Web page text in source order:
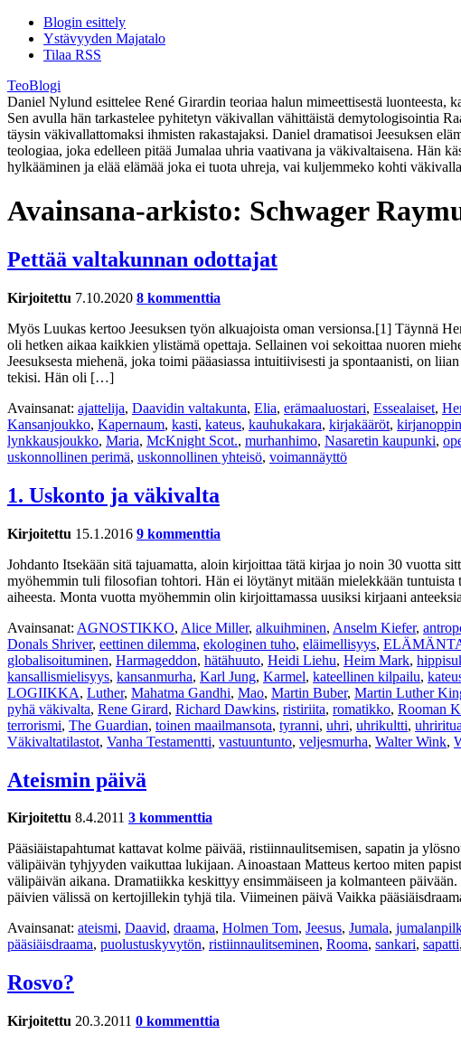
Blogin esittely
Ystävyyden Majatalo
Tilaa RSS
TeoBlogi
Daniel Nylund esittelee René Girardin teoriaa halun mimeettisestä
Sen avulla hän tarkastelee pyhitetyn väkivallan vähittäistä demytologisointia
täysin väkivallattomaksi ihmisten rakastajaksi. Daniel dramatisoi Jeesuksen
teologiaa, joka edelleen pitää Jumalaa uhria vaativana ja väkivaltaisena. Hän
hylkääminen ja elää elämää joka ei tuota uhreja, vai kuljemmeko kohti
Avainsana-arkisto: Schwager
Pettää valtakunnan odottajat
Kirjoitettu 7.10.2020 8 kommenttia
Myös Luukas kertoo Jeesuksen työn alkuajoista oman versionsa.[1] Täynnä
oli hetken aikaa kaikkien ylistämä opettaja. Sellainen voi sekoittaa nuoren
Jeesuksesta miehenä, joka toimi pääasiassa intuitiivisesti ja spontaanisti, on
tekisi. Hän oli […]
Avainsanat: ajattelija, Daavidin valtakunta, Elia, erämaaluostari, Essealaiset,
Kansanjoukko, Kapernaum, kasti, kateus, kauhukakara, kirjakääröt,
lynkkausjoukko, Maria, McKnight Scot., murhanhimo, Nasaretin kaupunki,
uskonnollinen perimä, uskonnollinen yhteisö, voimannäyttö
1. Uskonto ja väkivalta
Kirjoitettu 15.1.2016 9 kommenttia
Johdanto Itsekään sitä tajuamatta, aloin kirjoittaa tätä kirjaa jo noin 30 vuotta
myöhemmin tuli filosofian tohtori. Hän ei löytänyt mitään mielekkään tuntuista
aiheesta. Monta vuotta myöhemmin olin kirjoittamassa uusiksi kirjaani
Avainsanat: AGNOSTIKKO, Alice Miller, alkuihminen, Anselm Kiefer,
Donals Shriver, eettinen dilemma, ekologinen tuho, eläimellisyys,
globalisoituminen, Harmageddon, hätähuuto, Heidi Liehu, Heim Mark,
kansallismielisyys, kansanmurha, Karl Jung, Karmel, kateellinen kilpailu,
LOGIIKKA, Luther, Mahatma Gandhi, Mao, Martin Buber, Martin Luther
pyhä väkivalta, Rene Girard, Richard Dawkins, ristiriita, romatikko, Rooman
terrorismi, The Guardian, toinen maailmansota, tyranni, uhri, uhrikultti,
Väkivaltatilastot, Vanha Testamentti, vastuuntunto, veljesmurha, Walter Wink,
Ateismin päivä
Kirjoitettu 8.4.2011 3 kommenttia
Pääsiäistapahtumat kattavat kolme päivää, ristiinnaulitsemisen, sapatin ja
välipäivän tyhjyyden vaikuttaa lukijaan. Ainoastaan Matteus kertoo miten
välipäivän aikana. Dramatiikka keskittyy ensimmäiseen ja kolmanteen
päivien välissä on kertojillekin tyhjä tila. Viimeinen päivä Vaikka
Avainsanat: ateismi, Daavid, draama, Holmen Tom, Jeesus, Jumala,
pääsiäisdraama, puolustuskyvytön, ristiinnaulitseminen, Rooma, sankari, sapatti,
Rosvo?
Kirjoitettu 20.3.2011 0 kommenttia